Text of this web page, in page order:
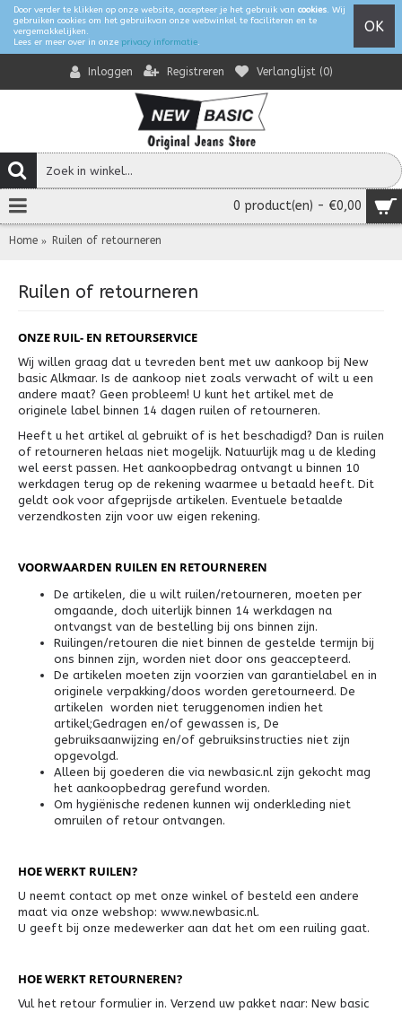
Door verder te klikken op onze website, accepteer je het gebruik van cookies. Wij
gebruiken cookies om het gebruikvan onze webwinkel te faciliteren en te
vergemakkelijken.
Lees er meer over in onze privacy informatie.
OK
Inloggen Registreren Verlanglijst (0)
0 product(en) - €0,00
Home Ruilen of retourneren
Ruilen of retourneren
ONZE RUIL- EN RETOURSERVICE
Wij willen graag dat u tevreden bent met uw aankoop bij New
basic Alkmaar. Is de aankoop niet zoals verwacht of wilt u een
andere maat? Geen probleem! U kunt het artikel met de
originele label binnen 14 dagen ruilen of retourneren.
Heeft u het artikel al gebruikt of is het beschadigd? Dan is ruilen
of retourneren helaas niet mogelijk. Natuurlijk mag u de kleding
wel eerst passen. Het aankoopbedrag ontvangt u binnen 10
werkdagen terug op de rekening waarmee u betaald heeft. Dit
geldt ook voor afgeprijsde artikelen. Eventuele betaalde
verzendkosten zijn voor uw eigen rekening.
VOORWAARDEN RUILEN EN RETOURNEREN
De artikelen, die u wilt ruilen/retourneren, moeten per
omgaande, doch uiterlijk binnen 14 werkdagen na
ontvangst van de bestelling bij ons binnen zijn.
Ruilingen/retouren die niet binnen de gestelde termijn bij
ons binnen zijn, worden niet door ons geaccepteerd.
De artikelen moeten zijn voorzien van garantielabel en in
originele verpakking/doos worden geretourneerd. De
artikelen worden niet teruggenomen indien het
artikel;Gedragen en/of gewassen is, De
gebruiksaanwijzing en/of gebruiksinstructies niet zijn
opgevolgd.
Alleen bij goederen die via newbasic.nl zijn gekocht mag
het aankoopbedrag gerefund worden.
Om hygiënische redenen kunnen wij onderkleding niet
omruilen of retour ontvangen.
HOE WERKT RUILEN?
U neemt contact op met onze winkel of besteld een andere
maat via onze webshop: www.newbasic.nl.
U geeft bij onze medewerker aan dat het om een ruiling gaat.
HOE WERKT RETOURNEREN?
Vul het retour formulier in. Verzend uw pakket naar: New basic